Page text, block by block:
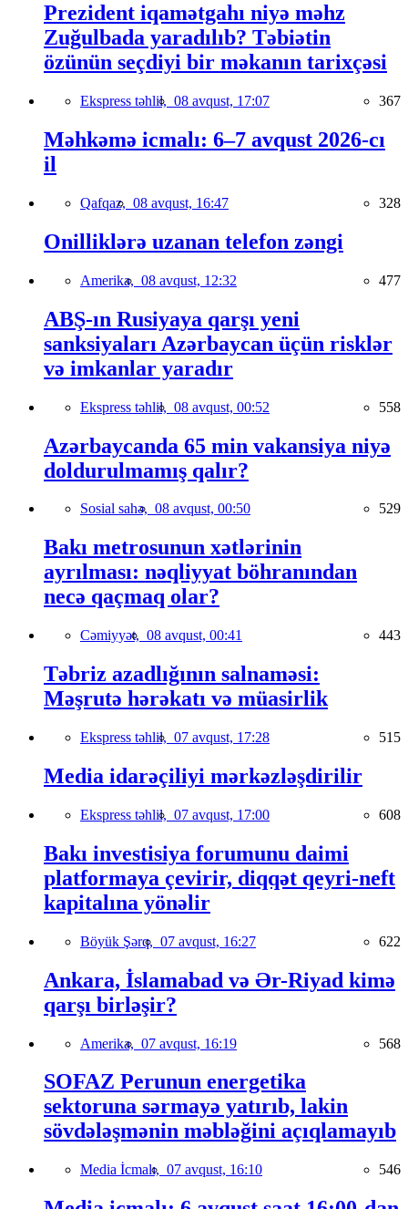
Prezident iqamətgahı niyə məhz
Zuğulbada yaradılıb? Təbiətin
özünün seçdiyi bir məkanın tarixçəsi
Ekspress təhlil, 08 avqust, 17:07 367
Məhkəmə icmalı: 6–7 avqust 2026-cı
il
Qafqaz, 08 avqust, 16:47 328
Onilliklərə uzanan telefon zəngi
Amerika, 08 avqust, 12:32 477
ABŞ-ın Rusiyaya qarşı yeni
sanksiyaları Azərbaycan üçün risklər
və imkanlar yaradır
Ekspress təhlil, 08 avqust, 00:52 558
Azərbaycanda 65 min vakansiya niyə
doldurulmamış qalır?
Sosial sahə, 08 avqust, 00:50 529
Bakı metrosunun xətlərinin
ayrılması: nəqliyyat böhranından
necə qaçmaq olar?
Cəmiyyət, 08 avqust, 00:41 443
Təbriz azadlığının salnaməsi:
Məşrutə hərəkatı və müasirlik
Ekspress təhlil, 07 avqust, 17:28 515
Media idarəçiliyi mərkəzləşdirilir
Ekspress təhlil, 07 avqust, 17:00 608
Bakı investisiya forumunu daimi
platformaya çevirir, diqqət qeyri-neft
kapitalına yönəlir
Böyük Şərq, 07 avqust, 16:27 622
Ankara, İslamabad və Ər-Riyad kimə
qarşı birləşir?
Amerika, 07 avqust, 16:19 568
SOFAZ Perunun energetika
sektoruna sərmayə yatırıb, lakin
sövdələşmənin məbləğini açıqlamayıb
Media İcmalı, 07 avqust, 16:10 546